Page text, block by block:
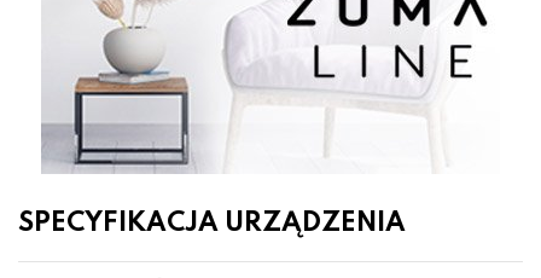
SPECYFIKACJA URZĄDZENIA